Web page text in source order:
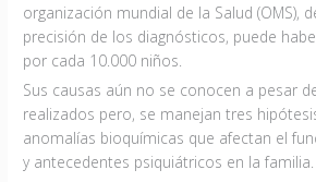
organización mundial de la Salud (OMS),
precisión de los diagnósticos, puede
por cada 10.000 niños.
Sus causas aún no se conocen a pesar
realizados pero, se manejan tres
anomalías bioquímicas que afectan el
y antecedentes psiquiátricos en la familia.